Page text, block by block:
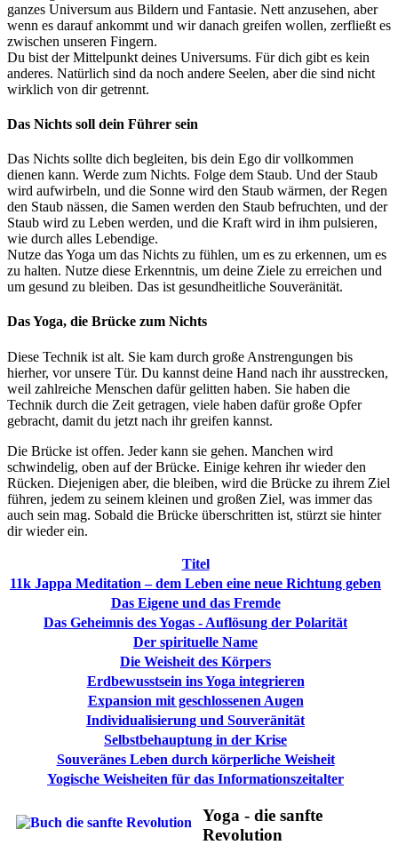
ganzes Universum aus Bildern und Fantasie. Nett anzusehen, aber
wenn es darauf ankommt und wir danach greifen wollen, zerfließt es
zwischen unseren Fingern.
Du bist der Mittelpunkt deines Universums. Für dich gibt es kein
anderes. Natürlich sind da noch andere Seelen, aber die sind nicht
wirklich von dir getrennt.
Das Nichts soll dein Führer sein
Das Nichts sollte dich begleiten, bis dein Ego dir vollkommen
dienen kann. Werde zum Nichts. Folge dem Staub. Und der Staub
wird aufwirbeln, und die Sonne wird den Staub wärmen, der Regen
den Staub nässen, die Samen werden den Staub befruchten, und der
Staub wird zu Leben werden, und die Kraft wird in ihm pulsieren,
wie durch alles Lebendige.
Nutze das Yoga um das Nichts zu fühlen, um es zu erkennen, um es
zu halten. Nutze diese Erkenntnis, um deine Ziele zu erreichen und
um gesund zu bleiben. Das ist gesundheitliche Souveränität.
Das Yoga, die Brücke zum Nichts
Diese Technik ist alt. Sie kam durch große Anstrengungen bis
hierher, vor unsere Tür. Du kannst deine Hand nach ihr ausstrecken,
weil zahlreiche Menschen dafür gelitten haben. Sie haben die
Technik durch die Zeit getragen, viele haben dafür große Opfer
gebracht, damit du jetzt nach ihr greifen kannst.
Die Brücke ist offen. Jeder kann sie gehen. Manchen wird
schwindelig, oben auf der Brücke. Einige kehren ihr wieder den
Rücken. Diejenigen aber, die bleiben, wird die Brücke zu ihrem Ziel
führen, jedem zu seinem kleinen und großen Ziel, was immer das
auch sein mag. Sobald die Brücke überschritten ist, stürzt sie hinter
dir wieder ein.
Titel
11k Jappa Meditation – dem Leben eine neue Richtung geben
Das Eigene und das Fremde
Das Geheimnis des Yogas - Auflösung der Polarität
Der spirituelle Name
Die Weisheit des Körpers
Erdbewusstsein ins Yoga integrieren
Expansion mit geschlossenen Augen
Individualisierung und Souveränität
Selbstbehauptung in der Krise
Souveränes Leben durch körperliche Weisheit
Yogische Weisheiten für das Informationszeitalter
Yoga - die sanfte
Revolution